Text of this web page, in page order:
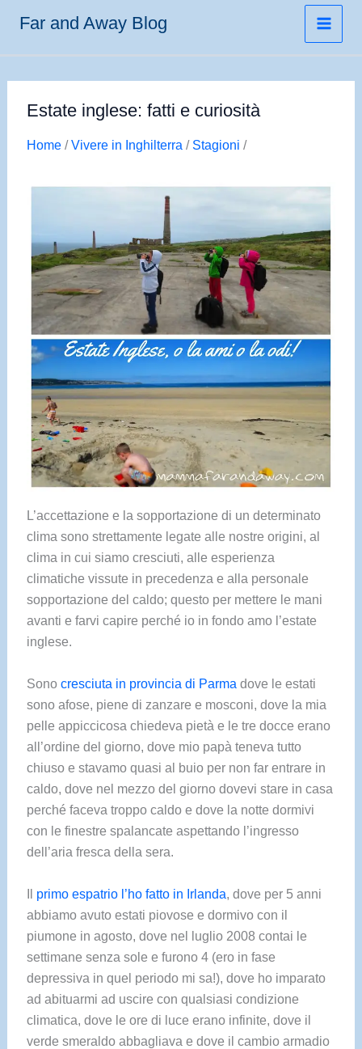
Far and Away Blog
Estate inglese: fatti e curiosità
Home/Vivere in Inghilterra / Stagioni /
L’accettazione e la sopportazione di un determinato
clima sono strettamente legate alle nostre origini, al
clima in cui siamo cresciuti, alle esperienza
climatiche vissute in precedenza e alla personale
sopportazione del caldo; questo per mettere le mani
avanti e farvi capire perché io in fondo amo l’estate
inglese.
Sono cresciuta in provincia di Parma dove le estati
sono afose, piene di zanzare e mosconi, dove la mia
pelle appiccicosa chiedeva pietà e le tre docce erano
all’ordine del giorno, dove mio papà teneva tutto
chiuso e stavamo quasi al buio per non far entrare in
caldo, dove nel mezzo del giorno dovevi stare in casa
perché faceva troppo caldo e dove la notte dormivi
con le finestre spalancate aspettando l’ingresso
dell’aria fresca della sera.
primo espatrio l’ho fatto in Irlanda, dove per 5 anni
abbiamo avuto estati piovose e dormivo con il
piumone in agosto, dove nel luglio 2008 contai le
settimane senza sole e furono 4 (ero in fase
depressiva in quel periodo mi sa!), dove ho imparato
ad abituarmi ad uscire con qualsiasi condizione
climatica, dove le ore di luce erano infinite, dove il
verde smeraldo abbagliava e dove il cambio armadio